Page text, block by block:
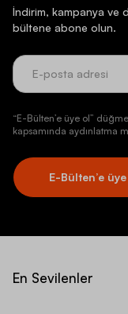
İndirim, kampanya ve
bültene abone olun.
“E-Bülten’e üye ol”
kapsamında aydınlatma
E-Bülten’e
En Sevilenler